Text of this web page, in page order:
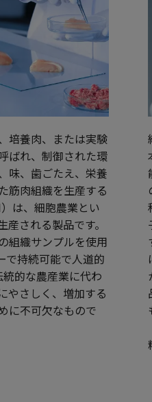
培養肉、または実験
ばれ、制御された環
味、歯ごたえ、栄養
筋肉組織を生産する
は、細胞農業とい
される製品です。
組織サンプルを使用
で持続可能で人道的
的な農産業に代わ
やさしく、増加する
に不可欠なもので